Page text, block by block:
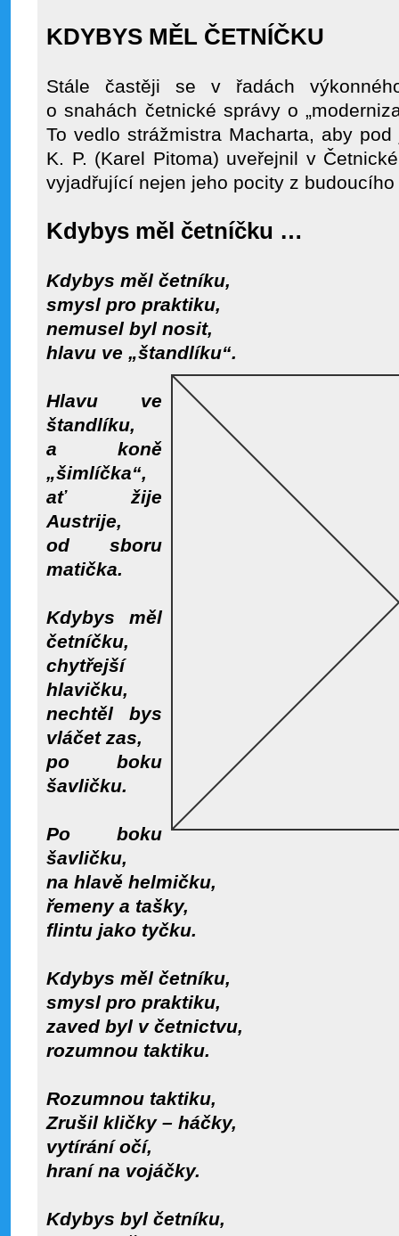
KDYBYS MĚL ČETNÍČKU
Stále častěji se v řadách
o snahách četnické správy o
To vedlo strážmistra Macharta, aby
K. P. (Karel Pitoma) uveřejnil v
vyjadřující nejen jeho pocity z
Kdybys měl četníčku …
Kdybys měl četníku,
smysl pro praktiku,
nemusel byl nosit,
hlavu ve „štandlíku“.
Hlavu ve
štandlíku,
a koně
„šimlíčka“,
ať žije
Austrije,
od sboru
matička.
Kdybys měl
četníčku,
chytřejší
hlavičku,
nechtěl bys
vláčet zas,
po boku
šavličku.
Po boku
šavličku,
na hlavě helmičku,
řemeny a tašky,
flintu jako tyčku.
Kdybys měl četníku,
smysl pro praktiku,
zaved byl v četnictvu,
rozumnou taktiku.
Rozumnou taktiku,
Zrušil kličky – háčky,
vytírání očí,
hraní na vojáčky.
Kdybys byl četníku,